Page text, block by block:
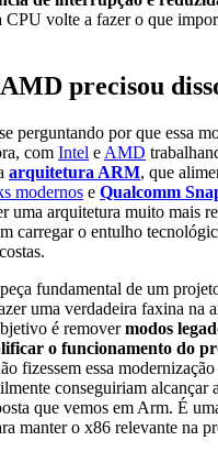
CPU volte a fazer o que
precisou
perguntando por que essa
com Intel e AMD
arquitetura ARM, que
modernos e Qualcomm
uma arquitetura muito mais
carregar o entulho
fundamental de um
uma verdadeira faxina na
é removermodos
o funcionamento do
fizessem essa
conseguiriam alcançar
que vemos em Arm. É
manter o x86 relevante na